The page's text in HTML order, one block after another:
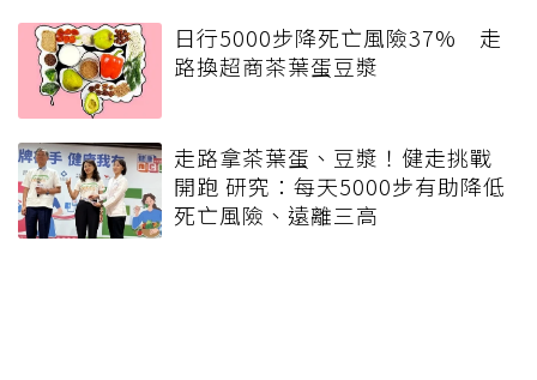
日行5000步降死亡風險37% 走
路換超商茶葉蛋豆漿
走路拿茶葉蛋、豆漿！健走挑戰
開跑 研究：每天5000步有助降低
死亡風險、遠離三高